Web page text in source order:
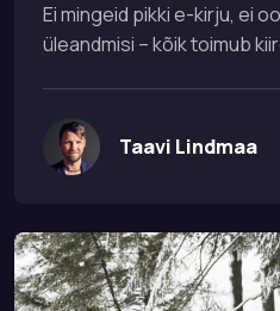
Ei mingeid pikki e-kirju, ei
üleandmisi – kõik toimub
Taavi Lindmaa